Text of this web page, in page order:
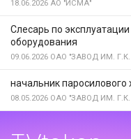
18.06.2026 АО "ИСМА"
Слесарь по
оборудования
09.06.2026 ОАО "ЗАВОД ИМ.
начальник паросилового
08.05.2026 ОАО "ЗАВОД ИМ.